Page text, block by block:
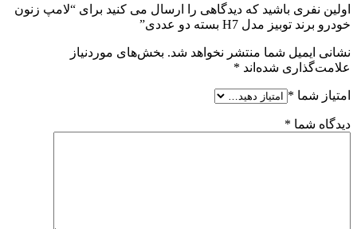
اولین نفری باشید که دیدگاهی را ارسال می کنید برای “لامپ زنون
خودرو برند توبیز مدل H7 بسته دو عددی”
نشانی ایمیل شما منتشر نخواهد شد. بخش‌های موردنیاز
علامت‌گذاری شده‌اند *
امتیاز شما *
دیدگاه شما *